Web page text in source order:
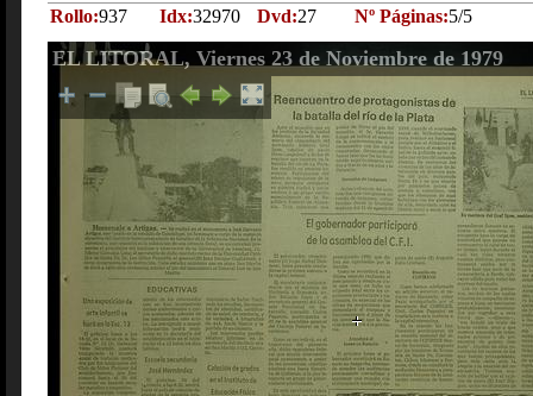
Rollo:937 Idx:32970 Dvd:27 Nº Páginas:5/5
EL LITORAL, Viernes 23 de Noviembre de 1979